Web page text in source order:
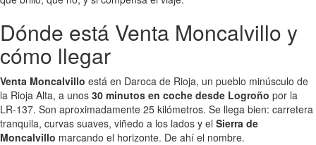
Dónde está Venta Moncalvillo y
cómo llegar
Venta Moncalvillo está en Daroca de Rioja, un pueblo minúsculo de
la Rioja Alta, a unos 30 minutos en coche desde Logroño por la
LR-137. Son aproximadamente 25 kilómetros. Se llega bien: carretera
tranquila, curvas suaves, viñedo a los lados y el Sierra de
Moncalvillo marcando el horizonte. De ahí el nombre.